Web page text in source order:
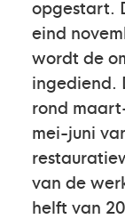
opgestart.
eind
wordt de
ingediend.
rond
mei-juni
van de
helft van